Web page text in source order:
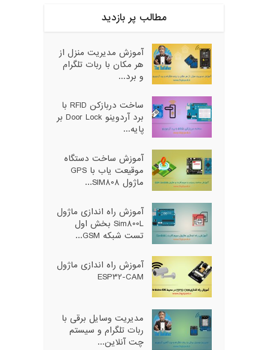
مطالب پر بازدید
آموزش مدیریت منزل از
هر مکان با ربات تلگرام
و برد...
ساخت دربازکن RFID با
برد آردوینو Door Lock بر
پایه...
آموزش ساخت دستگاه
موقیعت یاب با GPS
ماژول SIM808...
آموزش راه اندازی ماژول
Sim800L بخش اول
تست شبکه GSM...
آموزش راه اندازی ماژول
ESP32-CAM
مدیریت وسایل برقی با
ربات تلگرام و سیستم
چت آنلاین...